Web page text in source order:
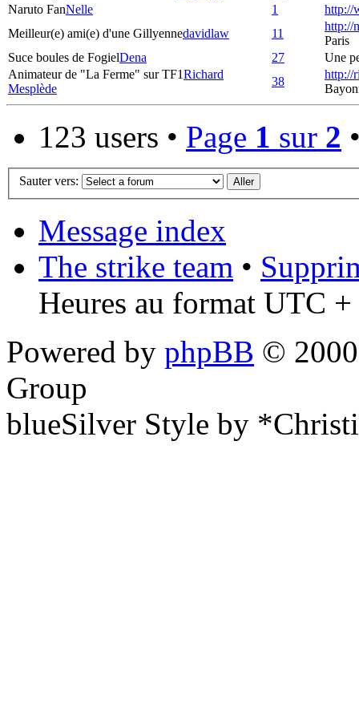
Naruto FanNelle 1
http://
Meilleur(e) ami(e) d'une Gillyennedavidlaw 11
http://
Paris
Suce boules de FogielDena 27
Une
Animateur de "La Ferme" sur TF1Richard
Mesplède
38
http://
123 users • Page 1 sur 2
Sauter vers:
Message index
The strike team •
Heures au format UTC
Powered by phpBB ©
Group
blueSilver Style by